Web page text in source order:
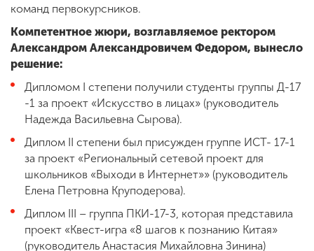
команд первокурсников.
Компетентное жюри, возглавляемое ректором
Александром Александровичем Федором, вынесло
решение:
Дипломом I степени получили студенты группы Д-17
-1 за проект «Искусство в лицах» (руководитель
Надежда Васильевна Сырова).
Диплом II степени был присужден группе ИСТ- 17-1
за проект «Региональный сетевой проект для
школьников «Выходи в Интернет»» (руководитель
Елена Петровна Круподерова).
Диплом III – группа ПКИ-17-3, которая представила
проект «Квест-игра «8 шагов к познанию Китая»
(руководитель Анастасия Михайловна Зинина)